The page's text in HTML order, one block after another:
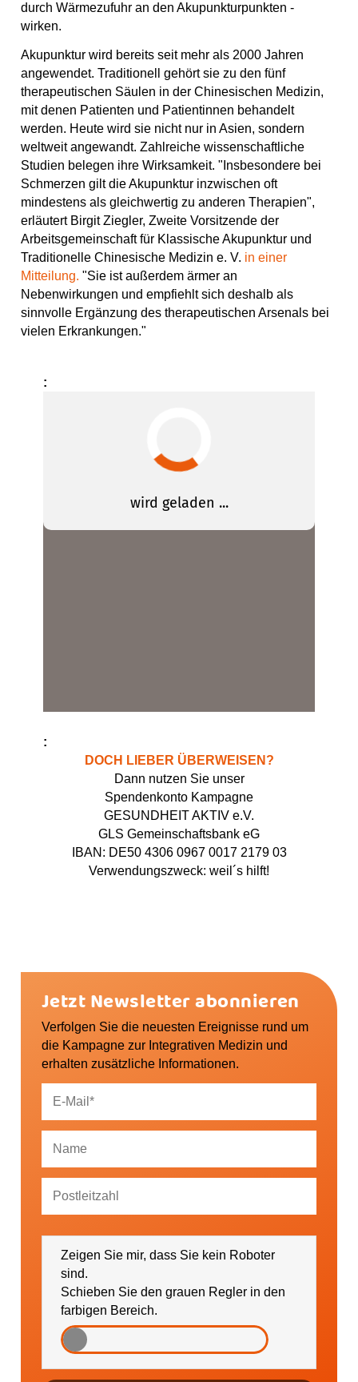
durch Wärmezufuhr an den Akupunkturpunkten -
wirken.
Akupunktur wird bereits seit mehr als 2000 Jahren
angewendet. Traditionell gehört sie zu den fünf
therapeutischen Säulen in der Chinesischen Medizin,
mit denen Patienten und Patientinnen behandelt
werden. Heute wird sie nicht nur in Asien, sondern
weltweit angewandt. Zahlreiche wissenschaftliche
Studien belegen ihre Wirksamkeit. "Insbesondere bei
Schmerzen gilt die Akupunktur inzwischen oft
mindestens als gleichwertig zu anderen Therapien",
erläutert Birgit Ziegler, Zweite Vorsitzende der
Arbeitsgemeinschaft für Klassische Akupunktur und
Traditionelle Chinesische Medizin e. V. in einer
Mitteilung. "Sie ist außerdem ärmer an
Nebenwirkungen und empfiehlt sich deshalb als
sinnvolle Ergänzung des therapeutischen Arsenals bei
vielen Erkrankungen."
DOCH LIEBER ÜBERWEISEN?
Dann nutzen Sie unser
Spendenkonto Kampagne
GESUNDHEIT AKTIV e.V.
GLS Gemeinschaftsbank eG
IBAN: DE50 4306 0967 0017 2179 03
Verwendungszweck: weil´s hilft!
Jetzt Newsletter abonnieren
Verfolgen Sie die neuesten Ereignisse rund um
die Kampagne zur Integrativen Medizin und
erhalten zusätzliche Informationen.
Veranstaltungen sowie regionale Ereignisse (falls
gewünscht bitte PLZ eintragen) informieren darf.
Zeigen Sie mir, dass Sie kein Roboter
sind.
Schieben Sie den grauen Regler in den
farbigen Bereich.